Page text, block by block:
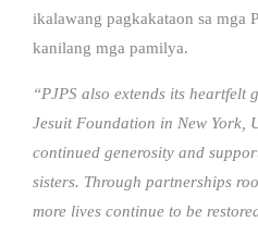
ikalawang pagkakataon sa mga
kanilang mga pamilya.
“PJPS also extends its
Jesuit Foundation in New York,
continued generosity and
sisters. Through partnerships
more lives continue to be